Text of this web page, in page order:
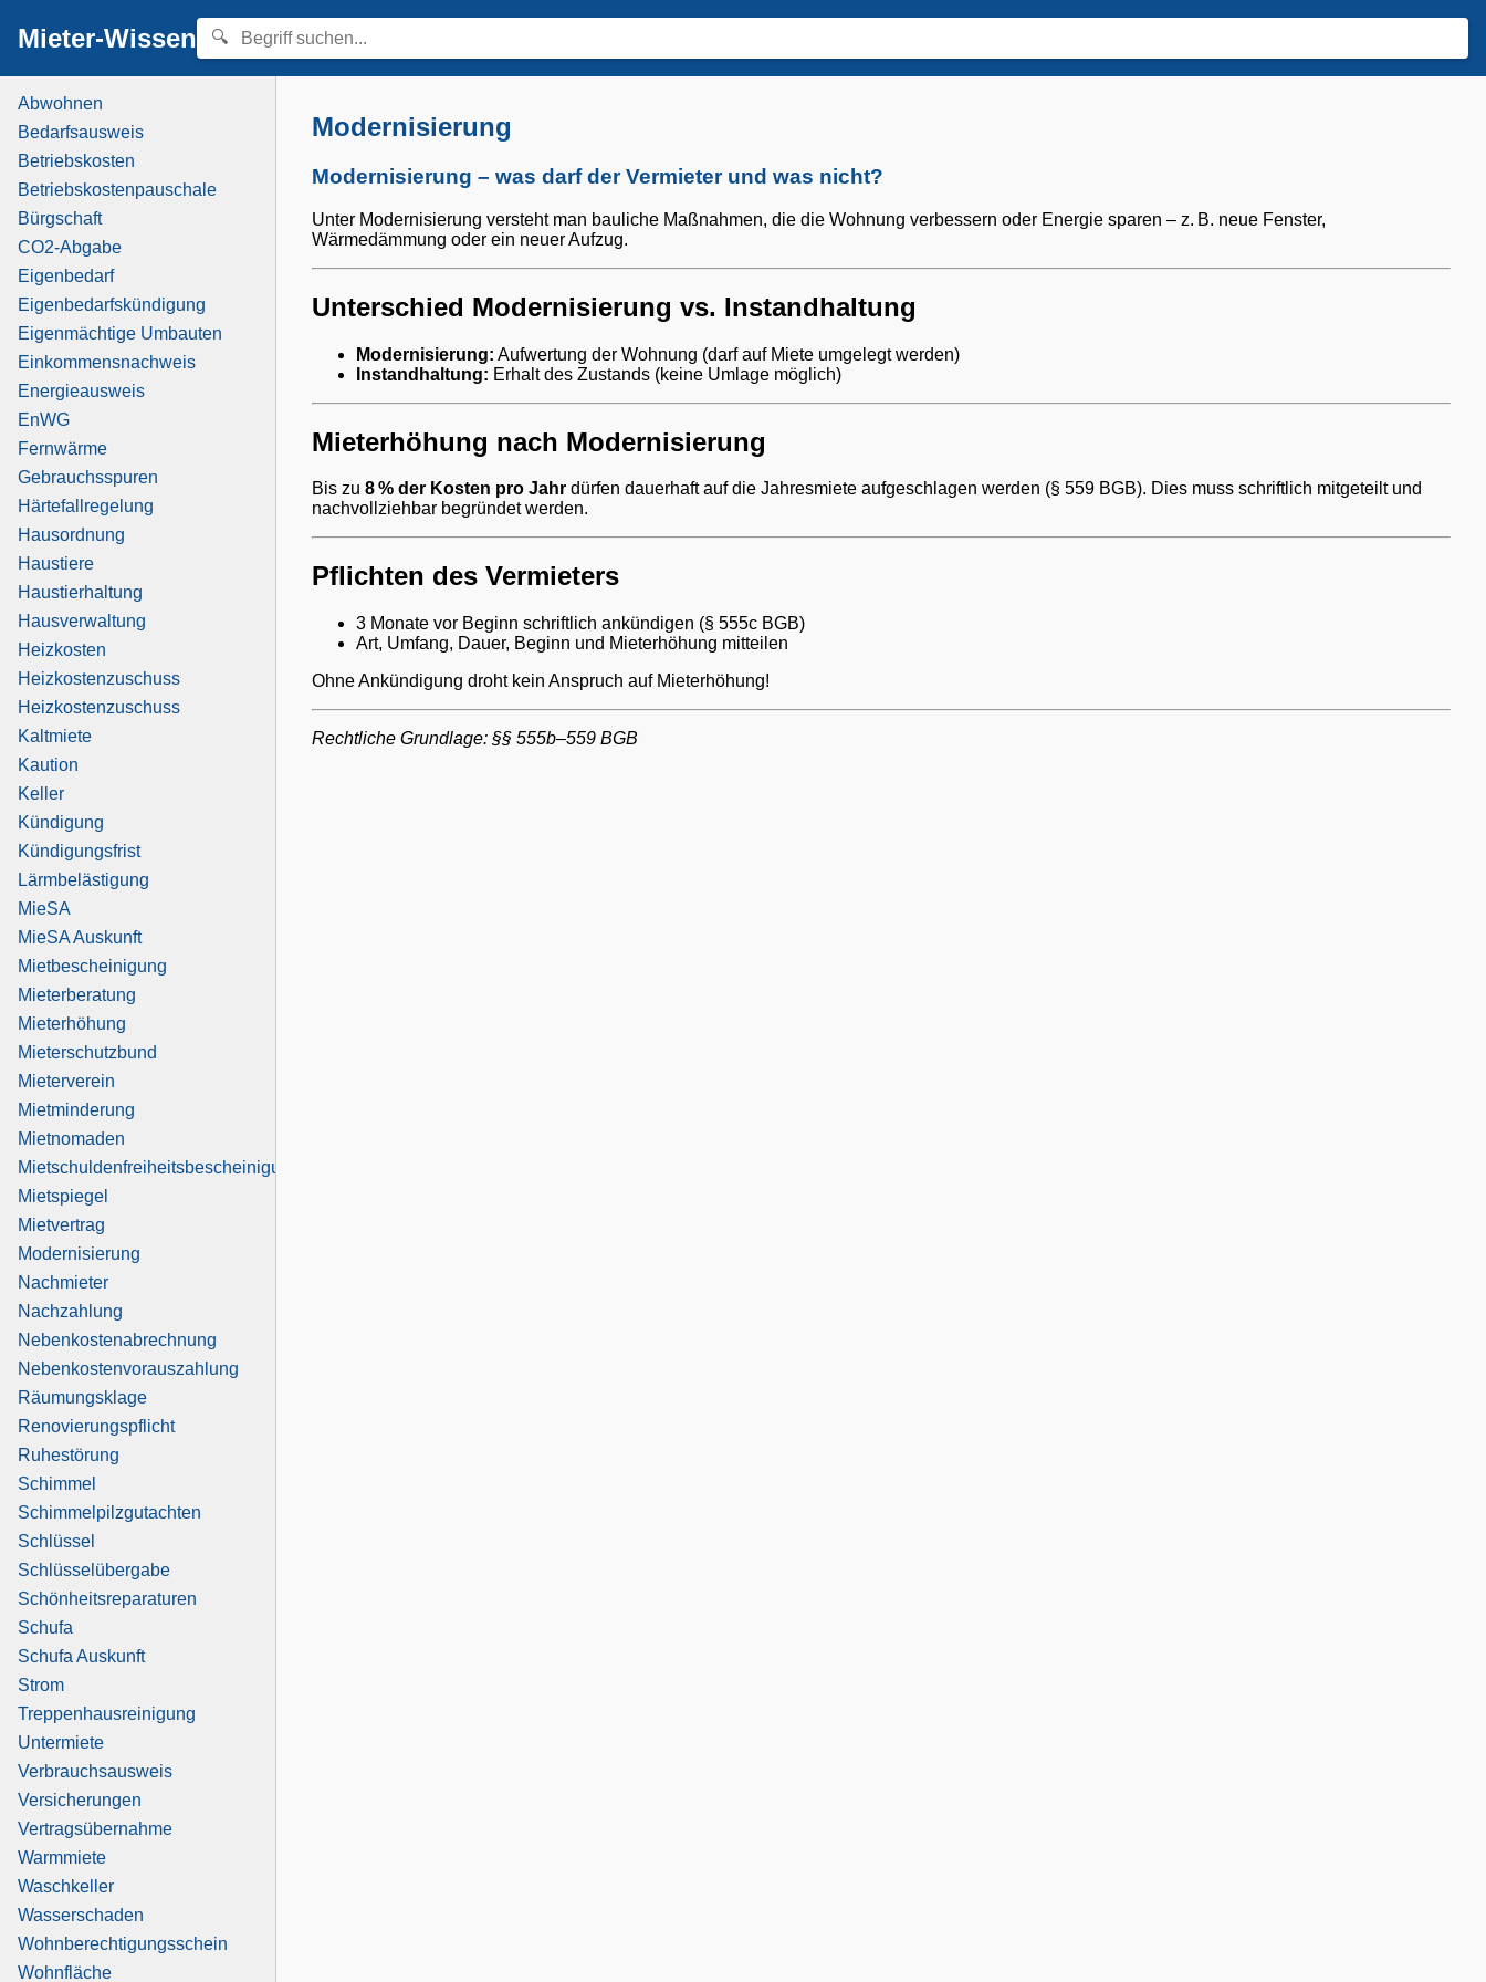
Mieter-Wissen
Abwohnen
Bedarfsausweis
Betriebskosten
Betriebskostenpauschale
Bürgschaft
CO2-Abgabe
Eigenbedarf
Eigenbedarfskündigung
Eigenmächtige Umbauten
Einkommensnachweis
Energieausweis
EnWG
Fernwärme
Gebrauchsspuren
Härtefallregelung
Hausordnung
Haustiere
Haustierhaltung
Hausverwaltung
Heizkosten
Heizkostenzuschuss
Heizkostenzuschuss
Kaltmiete
Kaution
Keller
Kündigung
Kündigungsfrist
Lärmbelästigung
MieSA
MieSA Auskunft
Mietbescheinigung
Mieterberatung
Mieterhöhung
Mieterschutzbund
Mieterverein
Mietminderung
Mietnomaden
Mietschuldenfreiheitsbescheinigung
Mietspiegel
Mietvertrag
Modernisierung
Nachmieter
Nachzahlung
Nebenkostenabrechnung
Nebenkostenvorauszahlung
Räumungsklage
Renovierungspflicht
Ruhestörung
Schimmel
Schimmelpilzgutachten
Schlüssel
Schlüsselübergabe
Schönheitsreparaturen
Schufa
Schufa Auskunft
Strom
Treppenhausreinigung
Untermiete
Verbrauchsausweis
Versicherungen
Vertragsübernahme
Warmmiete
Waschkeller
Wasserschaden
Wohnberechtigungsschein
Wohnfläche
Modernisierung
Modernisierung – was darf der Vermieter und was nicht?
Unter Modernisierung versteht man bauliche Maßnahmen, die die Wohnung verbessern oder Energie sparen – z. B. neue Fenster,
Wärmedämmung oder ein neuer Aufzug.
Unterschied Modernisierung vs. Instandhaltung
Modernisierung: Aufwertung der Wohnung (darf auf Miete umgelegt werden)
Instandhaltung: Erhalt des Zustands (keine Umlage möglich)
Mieterhöhung nach Modernisierung
Bis zu 8 % der Kosten pro Jahr dürfen dauerhaft auf die Jahresmiete aufgeschlagen werden (§ 559 BGB). Dies muss schriftlich mitgeteilt und
nachvollziehbar begründet werden.
Pflichten des Vermieters
3 Monate vor Beginn schriftlich ankündigen (§ 555c BGB)
Art, Umfang, Dauer, Beginn und Mieterhöhung mitteilen
Ohne Ankündigung droht kein Anspruch auf Mieterhöhung!
Rechtliche Grundlage: §§ 555b–559 BGB